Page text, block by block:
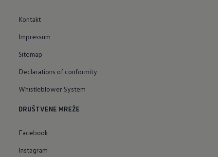
Kontakt
Impressum
Sitemap
Declarations of conformity
Whistleblower System
DRUŠTVENE MREŽE
Facebook
Instagram